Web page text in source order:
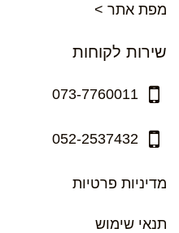
מפת אתר >
שירות לקוחות
073-7760011
052-2537432
מדיניות פרטיות
תנאי שימוש